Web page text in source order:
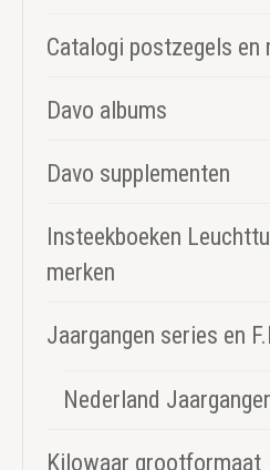
Catalogi postzegels en
Davo albums
Davo supplementen
Insteekboeken
merken
Jaargangen series en
Nederland
Kilowaar grootformaat